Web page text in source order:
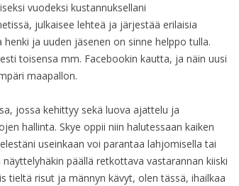
vuodeksi kustannuksellani
julkaisee lehteä ja järjestää erilaisia
ja uuden jäsenen on sinne helppo tulla.
toisensa mm. Facebookin kautta, ja näin uusi
maapallon.
jossa kehittyy sekä luova ajattelu ja
hallinta. Skye oppii niin halutessaan kaiken
useinkaan voi parantaa lahjomisella tai
päällä retkottava vastarannan kiiski
tieltä risut ja männyn kävyt, olen tässä, ihailkaa